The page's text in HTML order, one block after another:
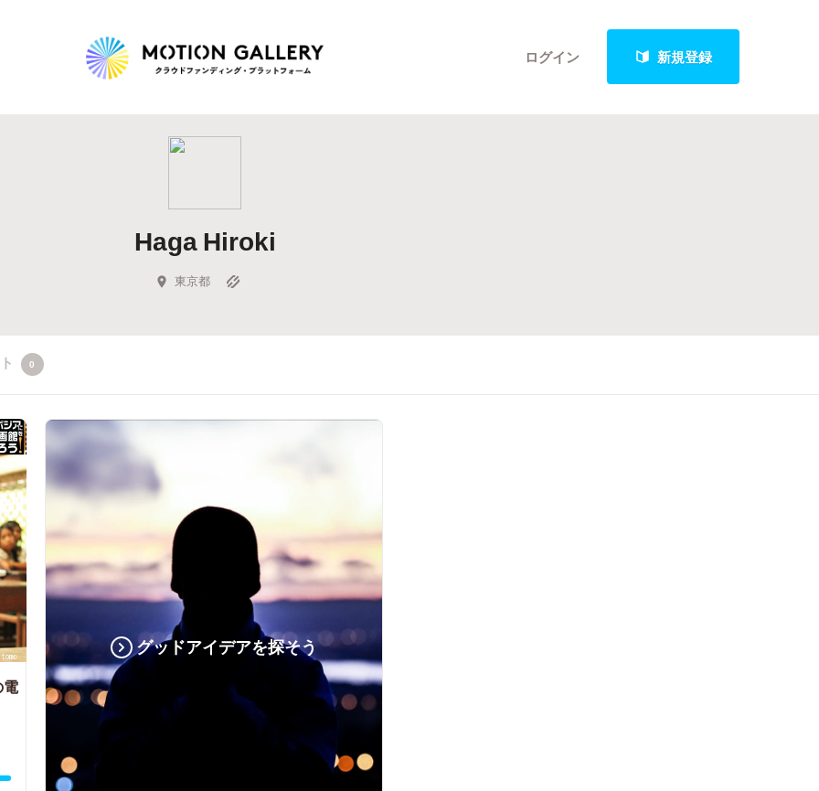
ログイン 新規登録
Highlight
Feature
キュレーターから探す
Haga Hiroki
東京都
0
グッドアイデアを探そう